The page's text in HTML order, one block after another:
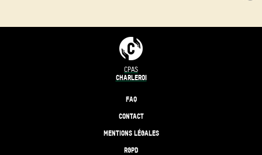
CPAS
CHARLEROI
FAQ
CONTACT
MENTIONS LÉGALES
RGPD